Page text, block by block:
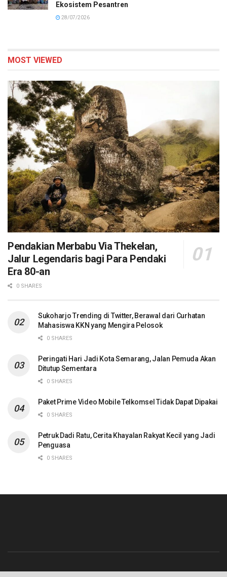
Ekosistem Pesantren
28/07/2026
MOST VIEWED
Pendakian Merbabu Via Thekelan,
Jalur Legendaris bagi Para Pendaki
Era 80-an
0 SHARES
Sukoharjo Trending di Twitter, Berawal dari Curhatan
Mahasiswa KKN yang Mengira Pelosok
0 SHARES
Peringati Hari Jadi Kota Semarang, Jalan Pemuda Akan
Ditutup Sementara
0 SHARES
Paket Prime Video Mobile Telkomsel Tidak Dapat Dipakai
0 SHARES
Petruk Dadi Ratu, Cerita Khayalan Rakyat Kecil yang Jadi
Penguasa
0 SHARES